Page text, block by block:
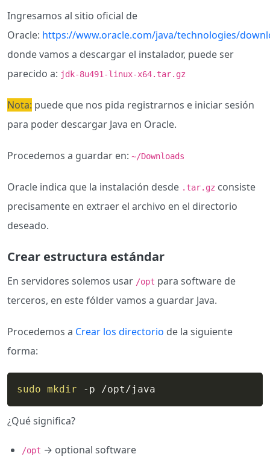
Ingresamos al sitio oficial de
Oracle: https://www.oracle.com/java/technologies/
donde vamos a descargar el instalador, puede ser
parecido a: jdk-8u491-linux-x64.tar.gz
Nota: puede que nos pida registrarnos e iniciar sesión
para poder descargar Java en Oracle.
Procedemos a guardar en: ~/Downloads
Oracle indica que la instalación desde .tar.gz consiste
precisamente en extraer el archivo en el directorio
deseado.
Crear estructura estándar
En servidores solemos usar /opt para software de
terceros, en este fólder vamos a guardar Java.
Procedemos a Crear los directorio de la siguiente
forma:
sudo mkdir -p /opt/java
¿Qué significa?
/opt → optional software